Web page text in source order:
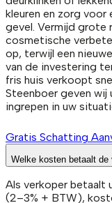
kleuren en zorg voor
gevel. Vermijd grote
cosmetische
op, terwijl een
van de investering
fris huis verkoopt
Steenboer geven wij
ingrepen in uw
Gratis Schatting
Welke kosten betaalt de
Als verkoper betaalt
(2–3% + BTW),